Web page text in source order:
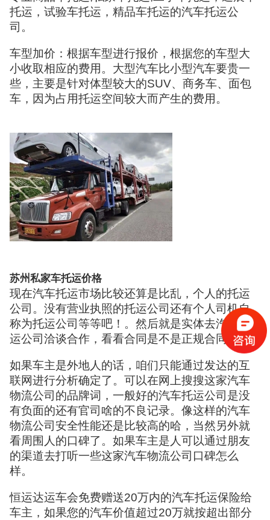
托运，试验车托运，精品车托运的汽车托运公
司。
车型加价：根据车型进行报价，根据您的车型大
小收取相应的费用。大型汽车比小型汽车要贵一
些，主要是针对体型较大的SUV、商务车、面包
车，因为占用托运空间较大而产生的费用。
苏州私家车托运价格
现在汽车托运市场比较还算是比乱，个人的托运
公司。没有营业执照的托运公司还有个人司机自
称为托运公司等等吧！。然后就是实体去汽车托
运公司洽谈合作，看看合同是不是正规合同。
如果车主是外地人的话，咱们只能通过发达的互
联网进行分析确定了。可以在网上搜搜这家汽车
物流公司的品牌词，一般好的汽车托运公司是没
有负面的还有官司啥的不良记录。像这样的汽车
物流公司安全性能还是比较高的哈，当然另外就
看周围人的口碑了。如果车主是人可以通过朋友
的渠道去打听一些这家汽车物流公司口碑怎么
样。
恒运达运车会免费赠送20万内的汽车托运保险给
车主，如果您的汽车价值超过20万就按超出部分